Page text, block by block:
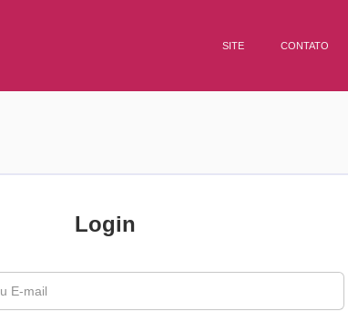
SITE CONTATO
Login
E-mail